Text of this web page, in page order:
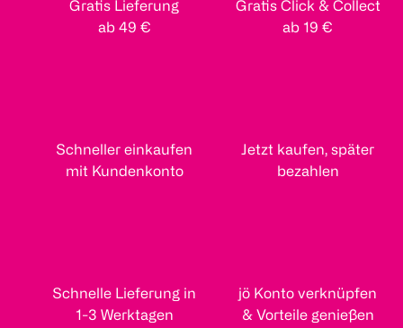
Gratis Lieferung
ab 49 €
Gratis Click & Collect
ab 19 €
Schneller einkaufen
mit Kundenkonto
Jetzt kaufen, später
bezahlen
Schnelle Lieferung in
1-3 Werktagen
jö Konto verknüpfen
& Vorteile genießen